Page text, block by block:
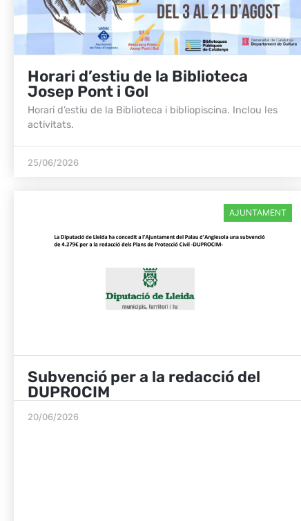
Horari d’estiu de la Biblioteca
Josep Pont i Gol
Horari d’estiu de la Biblioteca i bibliopiscina. Inclou les
activitats.
25/06/2026
AJUNTAMENT
Subvenció per a la redacció del
DUPROCIM
20/06/2026